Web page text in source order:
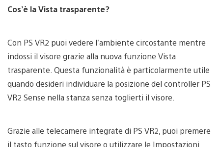
Cos’è la Vista trasparente?
Con PS VR2 puoi vedere l’ambiente circostante mentre
indossi il visore grazie alla nuova funzione Vista
trasparente. Questa funzionalità è particolarmente utile
quando desideri individuare la posizione del controller PS
VR2 Sense nella stanza senza toglierti il visore.
Grazie alle telecamere integrate di PS VR2, puoi premere
il tasto funzione sul visore o utilizzare le Impostazioni